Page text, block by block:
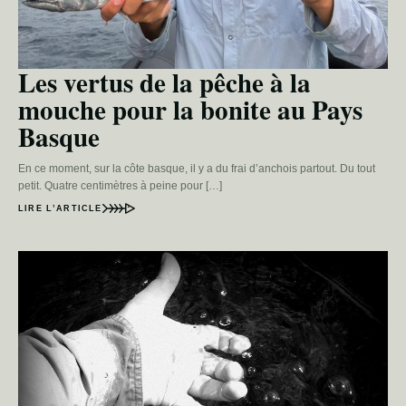
Les vertus de la pêche à la
mouche pour la bonite au Pays
Basque
En ce moment, sur la côte basque, il y a du frai d’anchois partout. Du tout
petit. Quatre centimètres à peine pour […]
LIRE L’ARTICLE